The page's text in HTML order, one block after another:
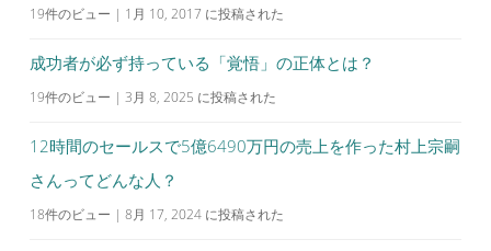
19件のビュー | 1月 10, 2017 に投稿された
成功者が必ず持っている「覚悟」の正体とは？
19件のビュー | 3月 8, 2025 に投稿された
12時間のセールスで5億6490万円の売上を作った村上宗嗣
さんってどんな人？
18件のビュー | 8月 17, 2024 に投稿された